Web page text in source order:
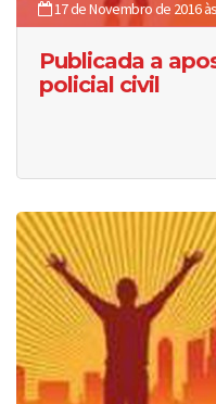
17 de Novembro de 2016
Publicada a
policial civil